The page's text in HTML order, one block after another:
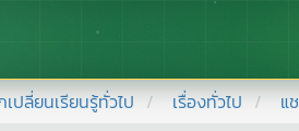
ปลี่ยนเรียนรู้ทั่วไป เรื่องทั่วไป แ